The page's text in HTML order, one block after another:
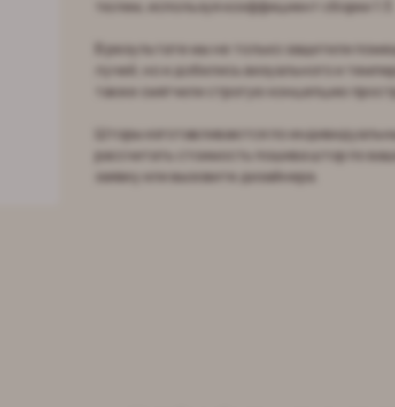
тюлем, используя коэффициент сборки 1:3.
В результате мы не только защитили
лучей, но и добились визуального и
также смягчили строгую концепцию
Шторы изготавливаются по
рассчитать стоимость пошива штор по
заявку или вызовите дизайнера.